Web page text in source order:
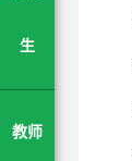
生
教师